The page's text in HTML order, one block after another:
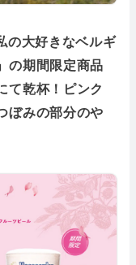
の大好きなベルギ
の期間限定商品
乾杯！ピンク
ぼみの部分のや